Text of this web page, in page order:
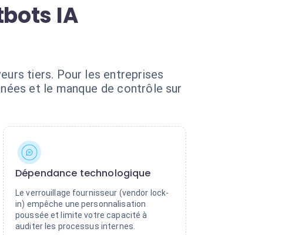
IA
tiers. Pour les entreprises
et le manque de contrôle sur
Dépendance technologique
Le verrouillage fournisseur (vendor lock-
in) empêche une personnalisation
poussée et limite votre capacité à
auditer les processus internes.